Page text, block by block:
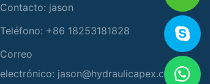
Contacto: jason
Teléfono: +86 18253181828
Correo
electrónico: jason@hydraulicapex.com